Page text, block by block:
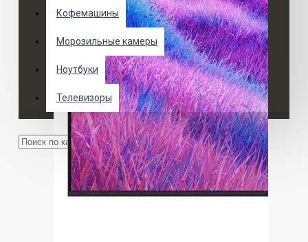
Кофемашины
Морозильные камеры
Ноутбуки
Телевизоры